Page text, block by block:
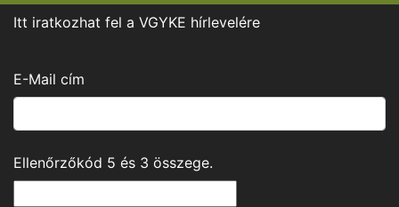
Itt iratkozhat fel a VGYKE hírlevelére
E-Mail cím
Ellenőrzőkód 5 és 3 összege.